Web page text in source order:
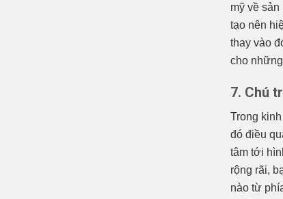
mỹ về
tạo nên
thay vào
cho
7. Chú
Trong
đó điều
tâm tới
rộng rãi,
nào từ